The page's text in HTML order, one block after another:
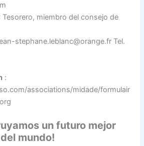
Tesorero, miembro del consejo de
stephane.leblanc@orange.fr Tel.
:
associations/midade/formulair
un futuro mejor
mundo!